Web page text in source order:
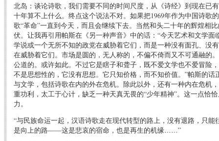
北岛：谈论诗歌，我们需要不同的时间尺度，从《诗经》到现在已
十年算不上什么。终点这个说法不对。如果把1969年作为中国诗歌
歌“革命”一直到今天，而且会继续下去。当然和头二十年的辉煌相
伏。让我再引用帕斯在《另一种声音》中的话：“今天艺术和文学面
学说或一个无所不知的政党在威胁着它们，而是一种没有面孔、没
在威胁着它们。市场是圆的，无人称的，不偏不倚而又不可通融的
公道的。或许如此。不过它是瞎子和聋子，既不爱文学也不爱冒险
不是思想性的，它没有思想。它只知价格，而不知价值。”帕斯的话
与文学，包括诗歌在内的外在危机。除此以外，还有一种内在危机
重功利，太工于心计，缺乏一种天真无畏的“少年精神”。这一点恰
力。
“与民族命运一起，汉语诗歌走在现代转型的路上，没有退路，只能
是向上的路——这是悲哀的宿命，也是再生的机缘……”